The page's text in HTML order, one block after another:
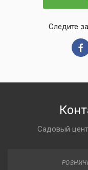
Следите
Садовый